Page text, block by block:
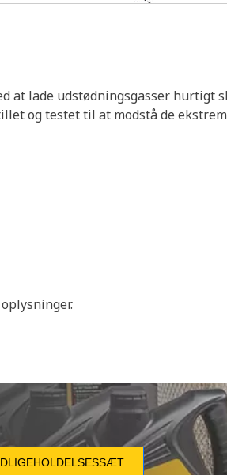
at lade udstødningsgasser hurtigt
og testet til at modstå de